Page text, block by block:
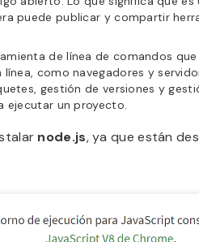
puede publicar y compartir
de línea de comandos
como navegadores y
gestión de versiones y
ejecutar un proyecto.
node.js, ya que están